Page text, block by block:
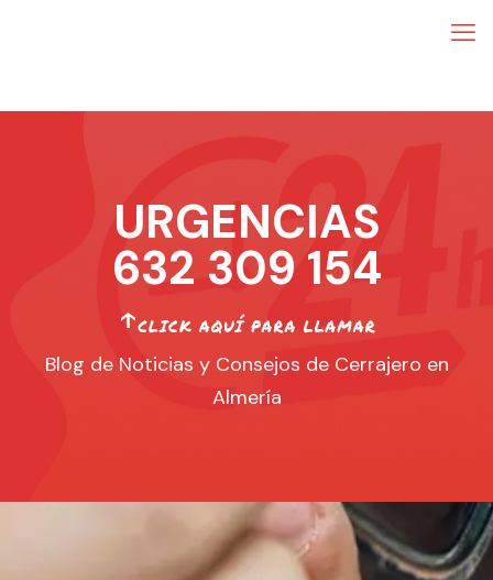
URGENCIAS
632 309 154
Blog de Noticias y Consejos de Cerrajero en
Almería